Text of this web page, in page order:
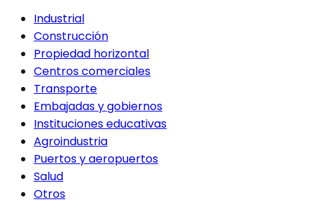
Industrial
Construcción
Propiedad horizontal
Centros comerciales
Transporte
Embajadas y gobiernos
Instituciones educativas
Agroindustria
Puertos y aeropuertos
Salud
Otros